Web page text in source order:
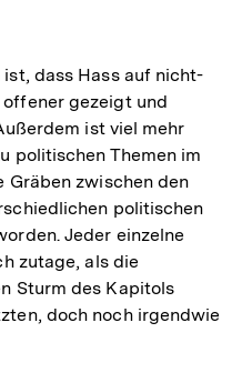
dass Hass auf nicht-
gezeigt und
ist viel mehr
politischen Themen im
Gräben zwischen den
politischen
Jeder einzelne
zutage, als die
Sturm des Kapitols
doch noch irgendwie